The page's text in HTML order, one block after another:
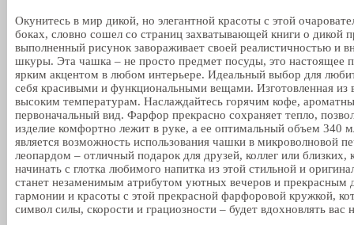
Окунитесь в мир дикой, но элегантной красоты с этой
боках, словно сошел со страниц захватывающей книги о
выполненный рисунок завораживает своей реалистичностью и
шкуры. Эта чашка – не просто предмет посуды, это настоящее
ярким акцентом в любом интерьере. Идеальный выбор для
себя красивыми и функциональными вещами. Изготовленная из
высоким температурам. Наслаждайтесь горячим кофе,
первоначальный вид. Фарфор прекрасно сохраняет тепло,
изделие комфортно лежит в руке, а ее оптимальный объем 340
является возможность использования чашки в микроволновой
леопардом – отличный подарок для друзей, коллег или
начинать с глотка любимого напитка из этой стильной и
станет незаменимым атрибутом уютных вечеров и прекрасным
гармонии и красоты с этой прекрасной фарфоровой кружкой,
символ силы, скорости и грациозности – будет вдохновлять